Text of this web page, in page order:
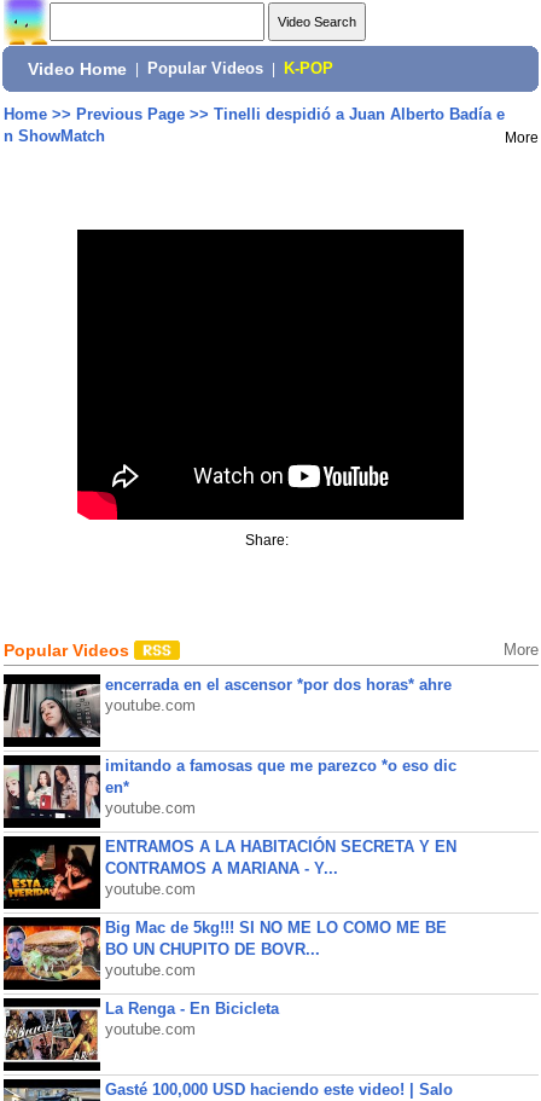
Video Home Popular Videos K-POP
Home>> Previous Page>> Tinelli despidió a Juan Alberto Badía e
n ShowMatch
More
Share:
Popular Videos More
encerrada en el ascensor *por dos horas* ahre
youtube.com
imitando a famosas que me parezco *o eso dic
en*
youtube.com
ENTRAMOS A LA HABITACIÓN SECRETA Y EN
CONTRAMOS A MARIANA - Y...
youtube.com
Big Mac de 5kg!!! SI NO ME LO COMO ME BE
BO UN CHUPITO DE BOVR...
youtube.com
La Renga - En Bicicleta
youtube.com
Gasté 100,000 USD haciendo este video! | Salo